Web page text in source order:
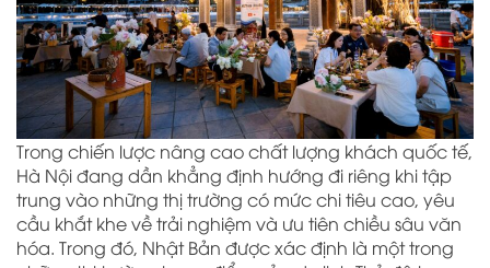
Trong chiến lược nâng cao chất lượng khách quốc tế,
Hà Nội đang dần khẳng định hướng đi riêng khi tập
trung vào những thị trường có mức chi tiêu cao, yêu
cầu khắt khe về trải nghiệm và ưu tiên chiều sâu văn
hóa. Trong đó, Nhật Bản được xác định là một trong